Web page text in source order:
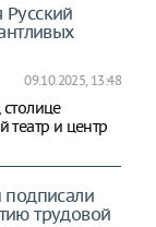
09.10.2025, 13:48
театр и центр
подписали
трудовой